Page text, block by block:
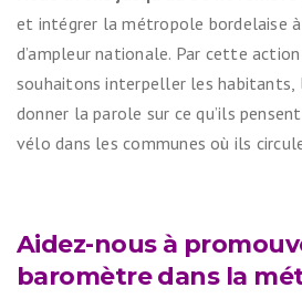
et intégrer la métropole bordelaise
d’ampleur nationale. Par cette
souhaitons interpeller les habitants,
donner la parole sur ce qu’ils
vélo dans les communes où ils
Aidez-nous à
baromètre dans la